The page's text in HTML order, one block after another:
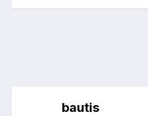
bautis